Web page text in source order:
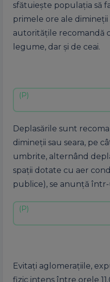
sfătuieşte populaţia să
primele ore ale dimineţii
autorităţile recomandă
legume, dar şi de ceai.
Deplasările sunt
dimineţii sau seara, pe
umbrite, alternând
spaţii dotate cu aer
publice), se anunţă
Evitaţi aglomeraţiile,
fizic intens între orele